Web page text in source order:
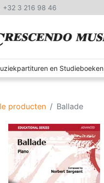
+32 3 216 98 46
en Studieboeken
producten Ballade